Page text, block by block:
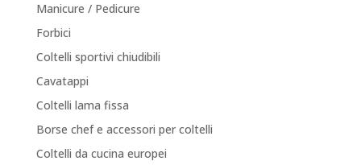
Manicure / Pedicure
Forbici
Coltelli sportivi chiudibili
Cavatappi
Coltelli lama fissa
Borse chef e accessori per coltelli
Coltelli da cucina europei